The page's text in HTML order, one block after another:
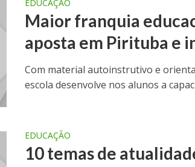
EDUCAÇÃO
Maior franquia
aposta em Pirituba e
Com material autoinstrutivo e
escola desenvolve nos alunos a
EDUCAÇÃO
10 temas de